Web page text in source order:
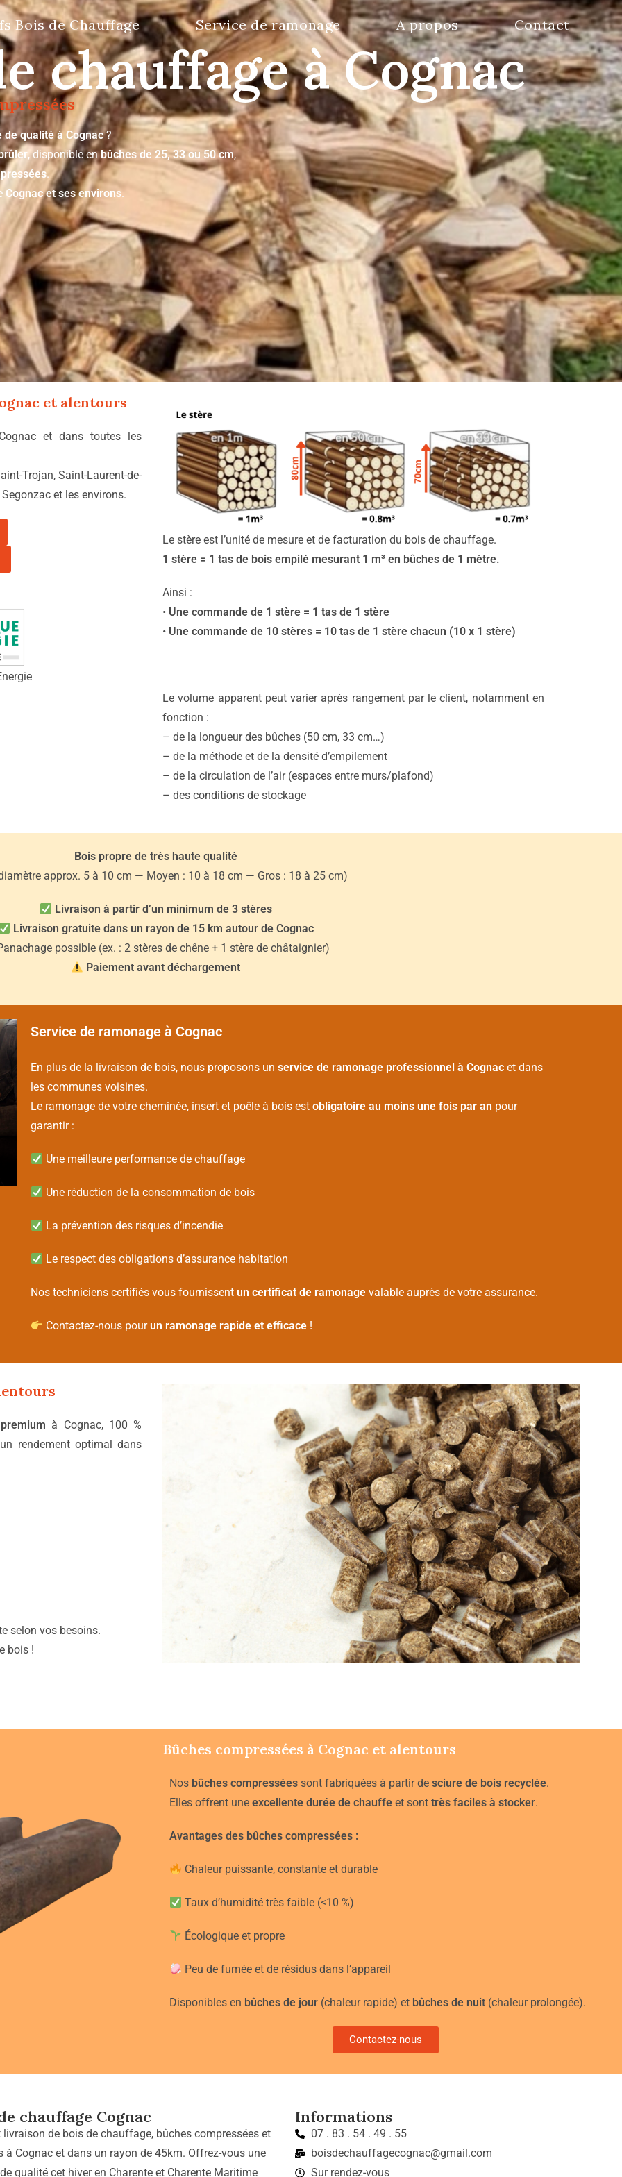
Bois de Chauffage Service de ramonage A propos Contact
chauffage à Cognac
qualité à Cognac?
, disponible enbûches de 25, 33 ou 50 cm,
.
Cognac et ses environs.
et alentours
et dans toutes les
Trojan, Saint-Laurent-de-
et les environs.
Le stère est l’unité de mesure et de facturation du bois de chauffage.
1 stère = 1 tas de bois empilé mesurant 1 m³ en bûches de 1 mètre.
Ainsi :
• Une commande de 1 stère = 1 tas de 1 stère
• Une commande de 10 stères = 10 tas de 1 stère chacun (10 x 1 stère)
Le volume apparent peut varier après rangement par le client, notamment en
fonction :
– de la longueur des bûches (50 cm, 33 cm…)
– de la méthode et de la densité d’empilement
– de la circulation de l’air (espaces entre murs/plafond)
– des conditions de stockage
Bois propre de très haute qualité
approx. 5 à 10 cm — Moyen : 10 à 18 cm — Gros : 18 à 25 cm)
Livraison à partir d’un minimum de 3 stères
Livraison gratuite dans un rayon de 15 km autour de Cognac
possible (ex. : 2 stères de chêne + 1 stère de châtaignier)
Paiement avant déchargement
Service de ramonage à Cognac
En plus de la livraison de bois, nous proposons un service de ramonage professionnel à Cognacet dans
les communes voisines.
Le ramonage de votre cheminée, insert et poêle à bois est obligatoire au moins une fois par an pour
garantir :
Une meilleure performance de chauffage
Une réduction de la consommation de bois
La prévention des risques d’incendie
Le respect des obligations d’assurance habitation
Nos techniciens certifiés vous fournissent un certificat de ramonagevalable auprès de votre assurance.
Contactez-nous pourun ramonage rapide et efficace !
à Cognac, 100 %
rendement optimal dans
selon vos besoins.
bois !
Bûches compressées à Cognac et alentours
Nos bûches compressées sont fabriquées à partir de sciure de bois recyclée.
Elles offrent une excellente durée de chauffe et sont très faciles à stocker.
Avantages des bûches compressées :
Chaleur puissante, constante et durable
Taux d’humidité très faible (<10 %)
Écologique et propre
Peu de fumée et de résidus dans l’appareil
Disponibles en bûches de jour (chaleur rapide) et bûches de nuit (chaleur prolongée).
Contactez-nous
chauffage Cognac
livraison de bois de chauffage, bûches compressées et
à Cognac et dans un rayon de 45km. Offrez-vous une
qualité cet hiver en Charente et Charente Maritime
Informations
07 . 83 . 54 . 49 . 55
boisdechauffagecognac@gmail.com
Sur rendez-vous